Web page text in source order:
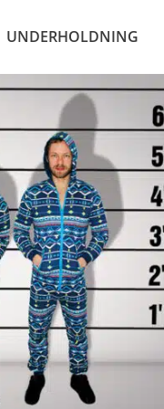
UNDERHOLDNING